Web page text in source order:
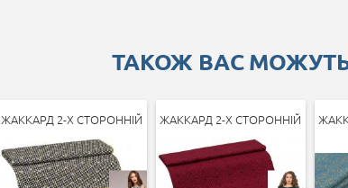
ТАКОЖ ВАС
ЖАККАРД 2-Х СТОРОННІЙ ЖАККАРД 2-Х СТОРОННІЙ